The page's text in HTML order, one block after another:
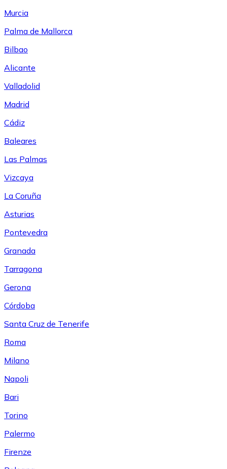
Murcia
Palma de Mallorca
Bilbao
Alicante
Valladolid
Madrid
Cádiz
Baleares
Las Palmas
Vizcaya
La Coruña
Asturias
Pontevedra
Granada
Tarragona
Gerona
Córdoba
Santa Cruz de Tenerife
Roma
Milano
Napoli
Bari
Torino
Palermo
Firenze